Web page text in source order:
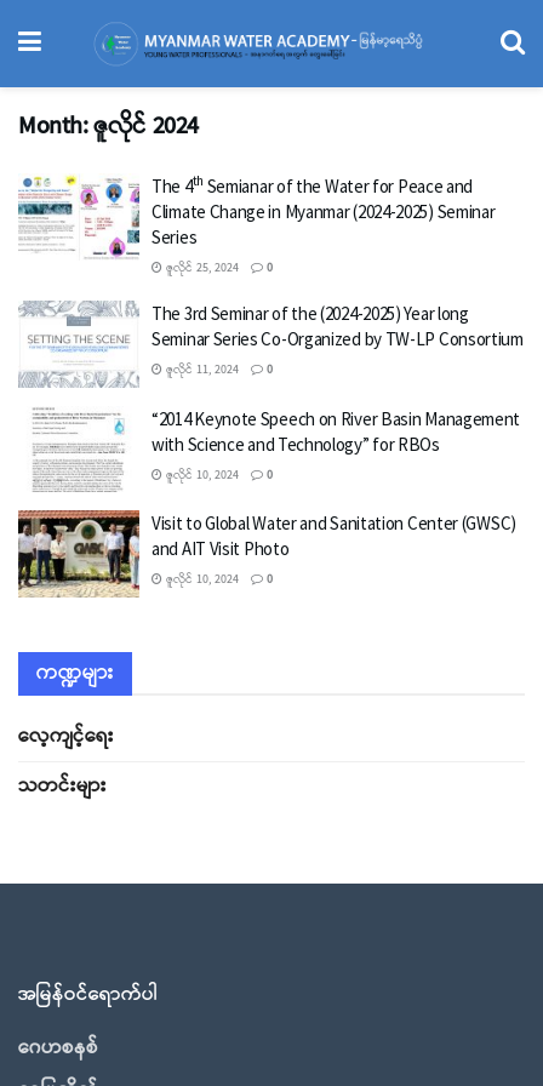
Month:ဇူလိုင် 2024
The 4th Semianar of the Water for Peace and
Climate Change in Myanmar (2024-2025) Seminar
Series
ဇူလိုင် 25, 2024 0
The 3rd Seminar of the (2024-2025) Year long
Seminar Series Co-Organized by TW-LP Consortium
ဇူလိုင် 11, 2024 0
“2014 Keynote Speech on River Basin Management
with Science and Technology” for RBOs
ဇူလိုင် 10, 2024 0
Visit to Global Water and Sanitation Center (GWSC)
and AIT Visit Photo
ဇူလိုင် 10, 2024 0
ကဏ္ဍများ
လေ့ကျင့်ရေး
သတင်းများ
အမြန်ဝင်ရောက်ပါ
ဂေဟစနစ်